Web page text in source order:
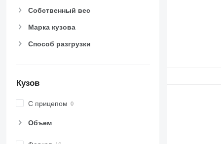
Собственный вес
Марка кузова
Способ разгрузки
Кузов
С прицепом
Объем